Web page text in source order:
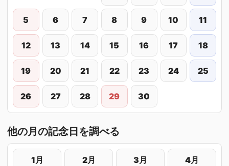
5 6 7 8 9 10 11
12 13 14 15 16 17 18
19 20 21 22 23 24 25
26 27 28 29 30
他の月の記念日を調べる
1月 2月 3月 4月